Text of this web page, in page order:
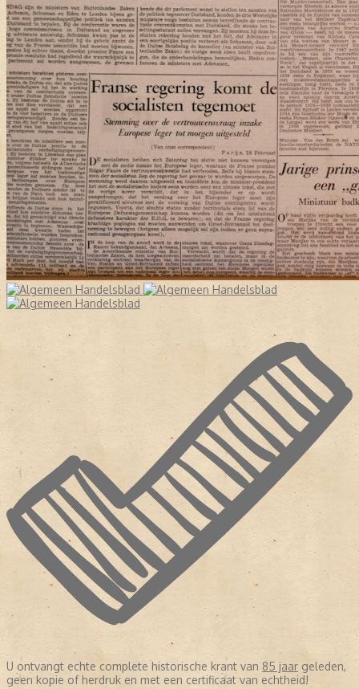
U ontvangt echte complete historische krant van 85 jaar geleden,
geen kopie of herdruk en met een certificaat van echtheid!